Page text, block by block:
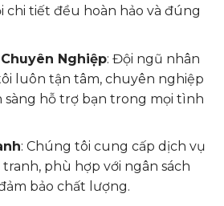
chi tiết đều hoàn hảo và đúng
Nghiệp: Đội ngũ nhân
luôn tận tâm, chuyên nghiệp
sàng hỗ trợ bạn trong mọi tình
: Chúng tôi cung cấp dịch vụ
phù hợp với ngân sách
bảo chất lượng.